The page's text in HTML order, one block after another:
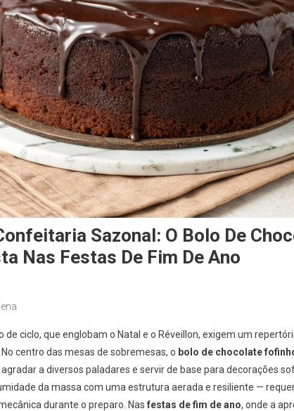
Sazonal: O Bolo De
Nas Festas De Fim De Ano
ciclo, que englobam o Natal e o Réveillon, exigem um
centro das mesas de sobremesas, o bolo de chocolate
a diversos paladares e servir de base para decorações
da massa com uma estrutura aerada e resiliente —
durante o preparo. Nas festas de fim de ano, onde a